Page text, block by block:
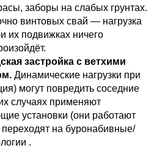
заборы на слабых грунтах.
винтовых свай — нагрузка
их подвижках ничего
застройка с ветхими
Динамические нагрузки при
могут повредить соседние
случаях применяют
установки (они работают
переходят на буронабивные/
.